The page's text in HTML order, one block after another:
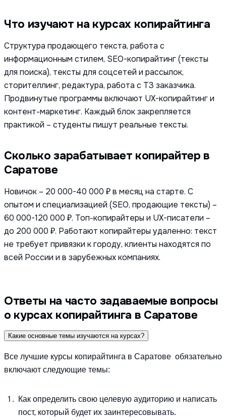
Что изучают на курсах копирайтинга
Структура продающего текста, работа с
информационным стилем, SEO-копирайтинг (тексты
для поиска), тексты для соцсетей и рассылок,
сторителлинг, редактура, работа с ТЗ заказчика.
Продвинутые программы включают UX-копирайтинг и
контент-маркетинг. Каждый блок закрепляется
практикой – студенты пишут реальные тексты.
Сколько зарабатывает копирайтер в
Саратове
Новичок – 20 000-40 000 ₽ в месяц на старте. С
опытом и специализацией (SEO, продающие тексты) –
60 000-120 000 ₽. Топ-копирайтеры и UX-писатели –
до 200 000 ₽. Работают копирайтеры удаленно: текст
не требует привязки к городу, клиенты находятся по
всей России и в зарубежных компаниях.
Ответы на часто задаваемые вопросы
о курсах копирайтинга в Саратове
Какие основные темы изучаются на курсах?
Все лучшие курсы копирайтинга в Саратове обязательно
включают следующие темы:
Как определить свою целевую аудиторию и написать
пост, который будет их заинтересовывать.